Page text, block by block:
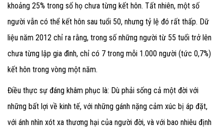
khoảng 25% trong số họ chưa từng kết hôn. Tất nhiên, một số
người vẫn có thể kết hôn sau tuổi 50, nhưng tỷ lệ đó rất thấp. Dữ
liệu năm 2012 chỉ ra rằng, trong số những người từ 55 tuổi trở lên
chưa từng lập gia đình, chỉ có 7 trong mỗi 1.000 người (tức 0,7%)
kết hôn trong vòng một năm.
Điều thực sự đáng khâm phục là: Dù phải sống cả một đời với
những bất lợi về kinh tế, với những gánh nặng cảm xúc bị áp đặt,
với ánh nhìn xót xa thương hại của người đời, và với bao nhiêu định